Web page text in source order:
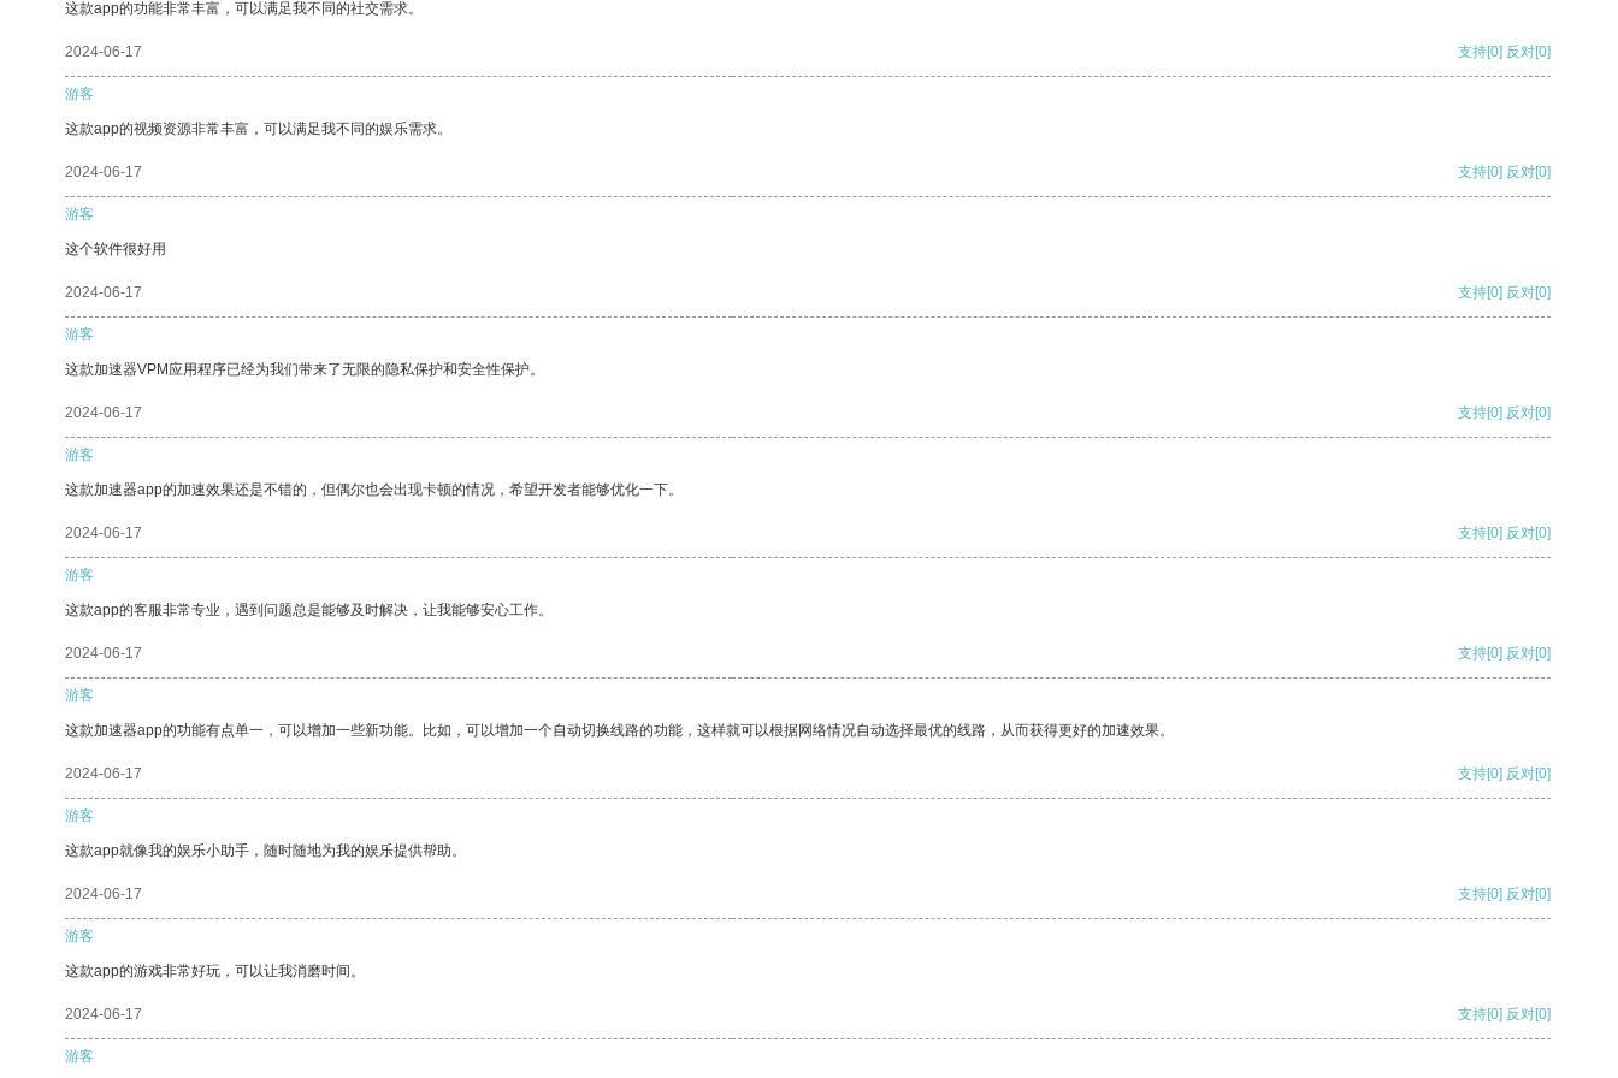
这款app的功能非常丰富，可以满足我不同的社交需求。
2024-06-17 支持[0] 反对[0]
游客
这款app的视频资源非常丰富，可以满足我不同的娱乐需求。
2024-06-17 支持[0] 反对[0]
游客
这个软件很好用
2024-06-17 支持[0] 反对[0]
游客
这款加速器VPM应用程序已经为我们带来了无限的隐私保护和安全性保护。
2024-06-17 支持[0] 反对[0]
游客
这款加速器app的加速效果还是不错的，但偶尔也会出现卡顿的情况，希望开发者能够优化一下。
2024-06-17 支持[0] 反对[0]
游客
这款app的客服非常专业，遇到问题总是能够及时解决，让我能够安心工作。
2024-06-17 支持[0] 反对[0]
游客
这款加速器app的功能有点单一，可以增加一些新功能。比如，可以增加一个自动切换线路的功能，这样就可以根据网络情况自动选择最优的线路，从而获得更好的加速效果。
2024-06-17 支持[0] 反对[0]
游客
这款app就像我的娱乐小助手，随时随地为我的娱乐提供帮助。
2024-06-17 支持[0] 反对[0]
游客
这款app的游戏非常好玩，可以让我消磨时间。
2024-06-17 支持[0] 反对[0]
游客